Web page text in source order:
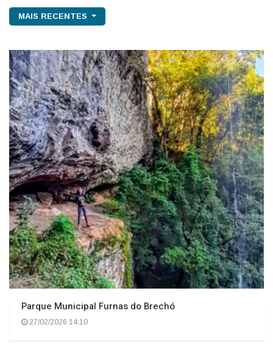
MAIS RECENTES
Parque Municipal Furnas do Brechó
27/02/2026 14:10